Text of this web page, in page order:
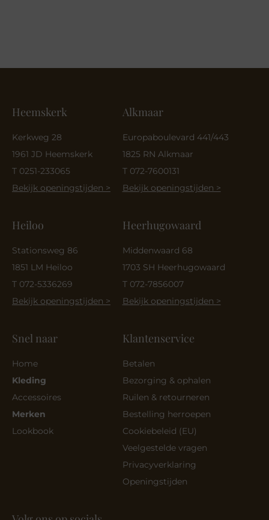
Heemskerk
Kerkweg 28
1961 JD Heemskerk
T 0251-233065
Bekijk openingstijden >
Heiloo
Stationsweg 86
1851 LM Heiloo
T 072-5336269
Bekijk openingstijden >
Alkmaar
Europaboulevard 441/443
1825 RN Alkmaar
T 072-7600131
Bekijk openingstijden >
Heerhugowaard
Middenwaard 68
1703 SH Heerhugowaard
T 072-7856007
Bekijk openingstijden >
Snel naar
Home
Kleding
Accessoires
Merken
Lookbook
Klantenservice
Betalen
Bezorging & ophalen
Ruilen & retourneren
Bestelling herroepen
Cookiebeleid (EU)
Veelgestelde vragen
Privacyverklaring
Openingstijden